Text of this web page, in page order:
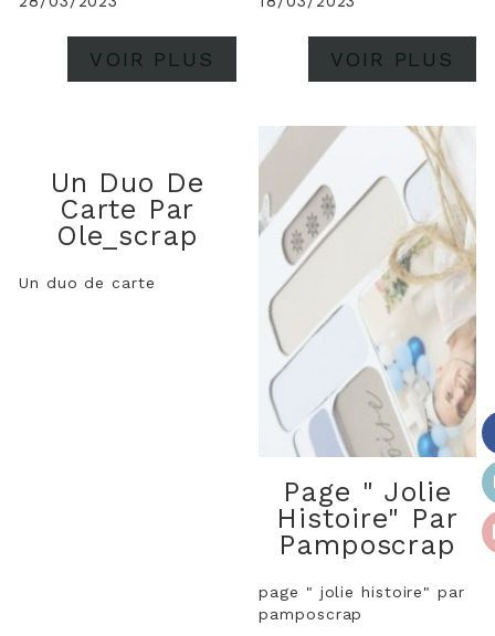
VOIR PLUS VOIR PLUS
Un Duo De
Carte Par
Ole_scrap
Un duo de carte
Page " Jolie
Histoire" Par
Pamposcrap
page " jolie histoire" par
pamposcrap